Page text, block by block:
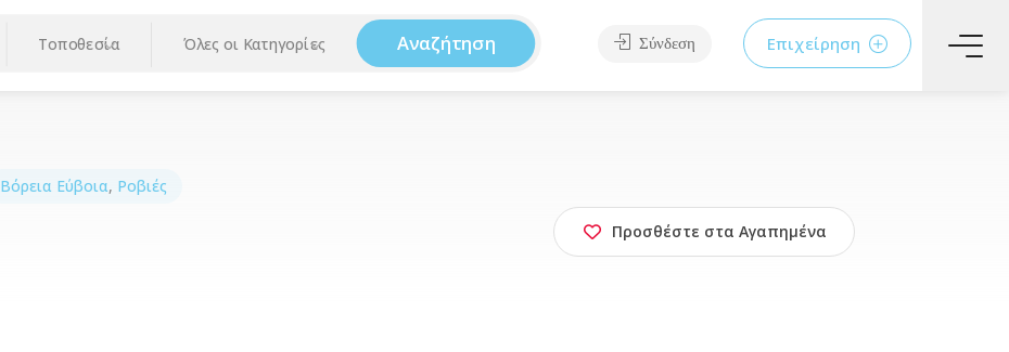
Τοποθεσία Όλες οι Κατηγορίες Αναζήτηση Σύνδεση Επιχείρηση
Βόρεια Εύβοια, Ροβιές
Προσθέστε στα Αγαπημένα